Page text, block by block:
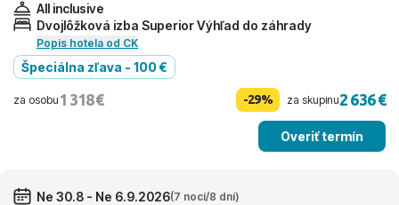
All inclusive
Dvojlôžková izba Superior Výhľad do záhrady
Popis hotela od CK
Špeciálna zľava - 100 €
za osobu 1 318 € -29% za skupinu2 636 €
Overiť termín
Ne 30.8 - Ne 6.9.2026(7 nocí/8 dní)